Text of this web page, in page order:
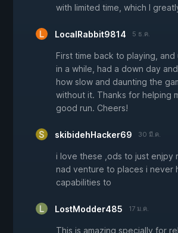
with limited time, which I
LocalRabbit9814 5 ธ.ค.
First time back to playing, and
in a while, had a down day
how slow and daunting the
without it. Thanks for helping
good run. Cheers!
skibidehHacker69 30 มี.ค.
i love these ,ods to just enjpy
nad venture to places i never
capabilities to
LostModder485 17 ม.ค.
This is amazing specially for